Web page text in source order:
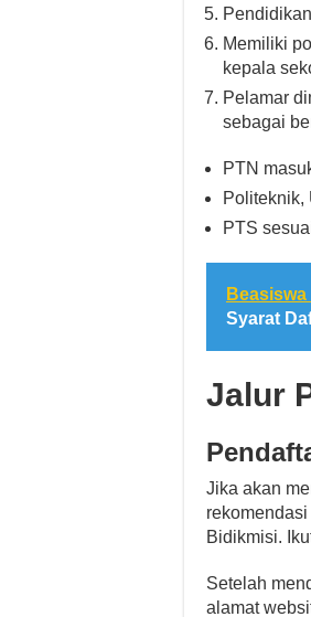
Memiliki
kepala
Pelamar
sebagai
PTN
Politeknik,
PTS
Syarat
Jalur
Jika akan
Bidikmisi.
Setelah
alamat